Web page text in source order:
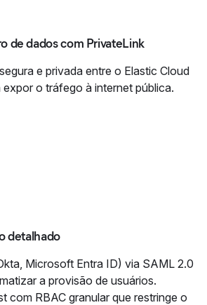
de dados com PrivateLink
e privada entre o Elastic Cloud
o tráfego à internet pública.
detalhado
Microsoft Entra ID) via SAML 2.0
a provisão de usuários.
com RBAC granular que restringe o